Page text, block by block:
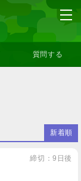
質問する
新着順
締切：9日後